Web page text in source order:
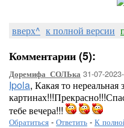
вверх^ к полной версии
Комментарии (5):
Доремифа_СОЛЬка 31-07-
Ipola, Какая то нереальная
тебе вечера!!!
Обратиться - Ответить - К